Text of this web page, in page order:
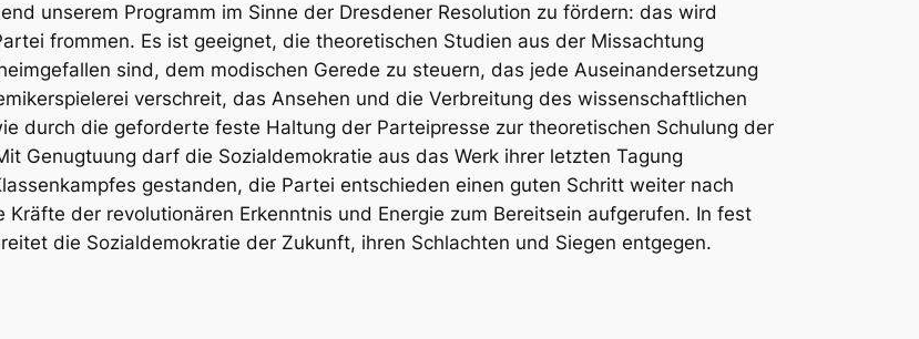
unserem Programm im Sinne der Dresdener Resolution zu fördern: das wird
frommen. Es ist geeignet, die theoretischen Studien aus der Missachtung
sind, dem modischen Gerede zu steuern, das jede Auseinandersetzung
verschreit, das Ansehen und die Verbreitung des wissenschaftlichen
durch die geforderte feste Haltung der Parteipresse zur theoretischen Schulung der
Genugtuung darf die Sozialdemokratie aus das Werk ihrer letzten Tagung
gestanden, die Partei entschieden einen guten Schritt weiter nach
der revolutionären Erkenntnis und Energie zum Bereitsein aufgerufen. In fest
die Sozialdemokratie der Zukunft, ihren Schlachten und Siegen entgegen.